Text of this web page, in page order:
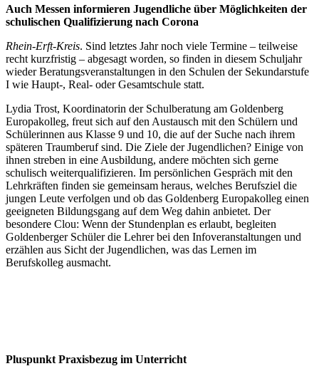
Auch Messen informieren Jugendliche über Möglichkeiten der
schulischen Qualifizierung nach Corona
Rhein-Erft-Kreis. Sind letztes Jahr noch viele Termine – teilweise
recht kurzfristig – abgesagt worden, so finden in diesem Schuljahr
wieder Beratungsveranstaltungen in den Schulen der Sekundarstufe
I wie Haupt-, Real- oder Gesamtschule statt.
Lydia Trost, Koordinatorin der Schulberatung am Goldenberg
Europakolleg, freut sich auf den Austausch mit den Schülern und
Schülerinnen aus Klasse 9 und 10, die auf der Suche nach ihrem
späteren Traumberuf sind. Die Ziele der Jugendlichen? Einige von
ihnen streben in eine Ausbildung, andere möchten sich gerne
schulisch weiterqualifizieren. Im persönlichen Gespräch mit den
Lehrkräften finden sie gemeinsam heraus, welches Berufsziel die
jungen Leute verfolgen und ob das Goldenberg Europakolleg einen
geeigneten Bildungsgang auf dem Weg dahin anbietet. Der
besondere Clou: Wenn der Stundenplan es erlaubt, begleiten
Goldenberger Schüler die Lehrer bei den Infoveranstaltungen und
erzählen aus Sicht der Jugendlichen, was das Lernen im
Berufskolleg ausmacht.
Pluspunkt Praxisbezug im Unterricht